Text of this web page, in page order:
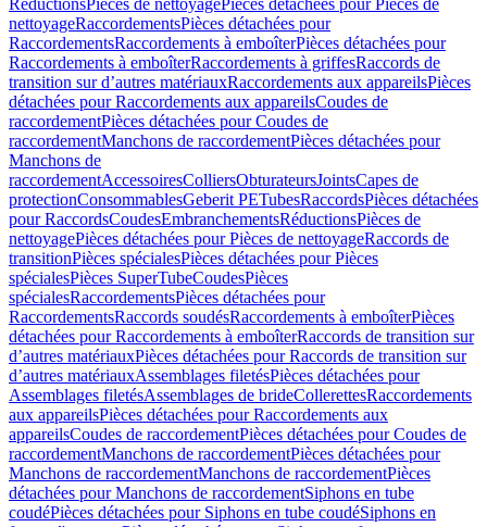
RéductionsPièces de nettoyagePièces détachées pour Pièces de
nettoyageRaccordementsPièces détachées pour
RaccordementsRaccordements à emboîterPièces détachées pour
Raccordements à emboîterRaccordements à griffesRaccords de
transition sur d’autres matériauxRaccordements aux appareilsPièces
détachées pour Raccordements aux appareilsCoudes de
raccordementPièces détachées pour Coudes de
raccordementManchons de raccordementPièces détachées pour
Manchons de
raccordementAccessoiresColliersObturateursJointsCapes de
protectionConsommablesGeberit PETubesRaccordsPièces détachées
pour RaccordsCoudesEmbranchementsRéductionsPièces de
nettoyagePièces détachées pour Pièces de nettoyageRaccords de
transitionPièces spécialesPièces détachées pour Pièces
spécialesPièces SuperTubeCoudesPièces
spécialesRaccordementsPièces détachées pour
RaccordementsRaccords soudésRaccordements à emboîterPièces
détachées pour Raccordements à emboîterRaccords de transition sur
d’autres matériauxPièces détachées pour Raccords de transition sur
d’autres matériauxAssemblages filetésPièces détachées pour
Assemblages filetésAssemblages de brideCollerettesRaccordements
aux appareilsPièces détachées pour Raccordements aux
appareilsCoudes de raccordementPièces détachées pour Coudes de
raccordementManchons de raccordementPièces détachées pour
Manchons de raccordementManchons de raccordementPièces
détachées pour Manchons de raccordementSiphons en tube
coudéPièces détachées pour Siphons en tube coudéSiphons en